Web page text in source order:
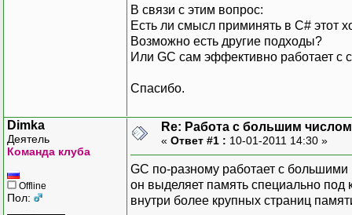
В связи с этим вопрос:
Есть ли смысл приминять в С# этот
Возможно есть другие подходы?
Или GC сам эффективно работает с
Спасибо.
Dimka
Деятель
Команда клуба
Offline
Пол:
Re: Работа с большим
« Ответ #1 : 10-01-2011 14:30 »
GC по-разному работает с
он выделяет память специально
внутри более крупных страниц